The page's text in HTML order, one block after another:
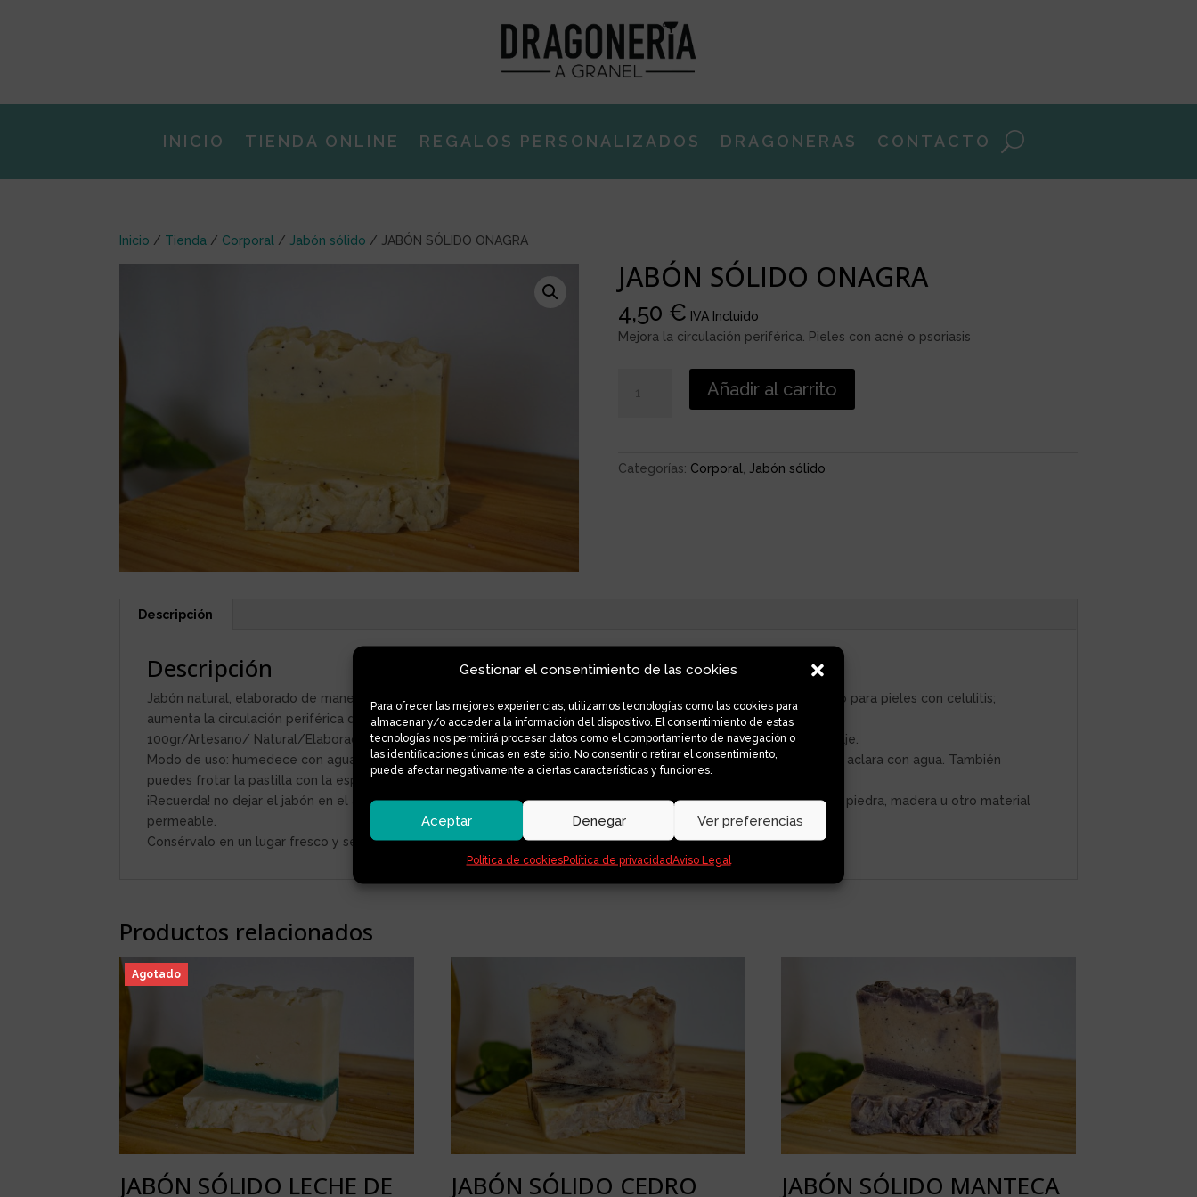
Gestionar el consentimiento de las cookies
Para ofrecer las mejores experiencias, utilizamos tecnologías como las cookies para
almacenar y/o acceder a la información del dispositivo. El consentimiento de estas
tecnologías nos permitirá procesar datos como el comportamiento de navegación o
las identificaciones únicas en este sitio. No consentir o retirar el consentimiento,
puede afectar negativamente a ciertas características y funciones.
Aceptar Denegar Ver preferencias
Política de cookiesPolítica de privacidadAviso Legal
INICIO TIENDA ONLINE REGALOS PERSONALIZADOS DRAGONERAS CONTACTO
Inicio / Tienda / Corporal / Jabón sólido / JABÓN SÓLIDO ONAGRA
JABÓN SÓLIDO ONAGRA
4,50 € IVA Incluido
Mejora la circulación periférica. Pieles con acné o psoriasis
SÓLIDO
Añadir al carrito
Categorías: Corporal Jabón sólido
Descripción
Descripción
Jabón natural, elaborado de manera artesanal, es ideal para pieles con acné, psoriasis o eccemas, también indicado para pieles con celulitis;
aumenta la circulación periférica de la piel y mejora las lesiones de la misma. Uso facial y corporal.
100gr/Artesano/ Natural/Elaborado con aceite de oliva y de coco/Sin aceite de palma/ Cero Plásticos en embalaje.
Modo de uso: humedece con agua la parte del cuerpo que quieras limpiar, pasa la pastilla de jabón sobre la misma, aclara con agua. También
puedes frotar la pastilla con la esponja hasta conseguir la espuma deseada y luego pasar la esponja por el cuerpo.
¡Recuerda! no dejar el jabón en el agua o cerca del mismo. Lo ideal es dejar la pastilla en una jabonera drenante de piedra, madera u otro material
permeable.
Consérvalo en un lugar fresco y seco, protegiéndolo de focos de luz.
Productos relacionados
Agotado
JABÓN SÓLIDO LECHE DE JABÓN SÓLIDO CEDRO JABÓN SÓLIDO MANTECA